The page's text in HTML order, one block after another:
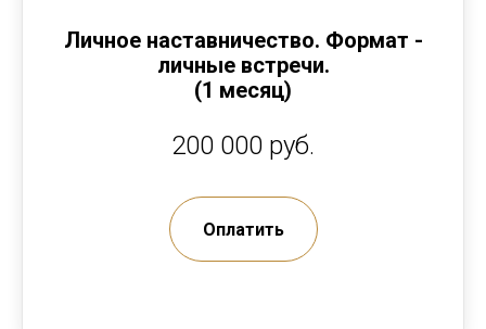
Личное наставничество. Формат -
личные встречи.
(1 месяц)
200 000 руб.
Оплатить